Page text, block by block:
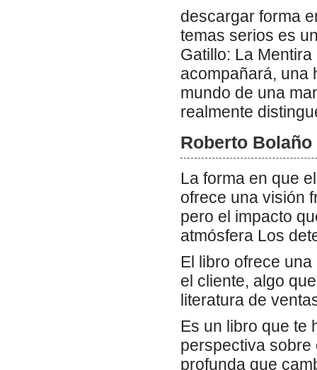
descargar forma
temas serios es
Gatillo: La
acompañará, una
mundo de una
realmente
Roberto
La forma en que
ofrece una visión
pero el impacto
atmósfera Los
El libro ofrece
el cliente, algo
literatura de
Es un libro que te
perspectiva
profunda que